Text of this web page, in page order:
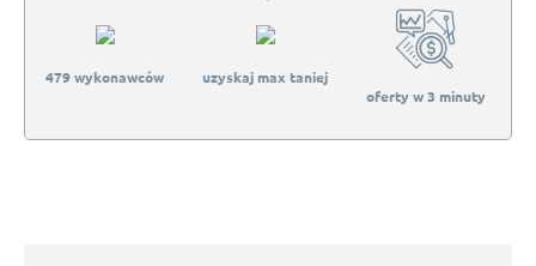
479 wykonawców
uzyskaj max taniej
oferty w 3 minuty